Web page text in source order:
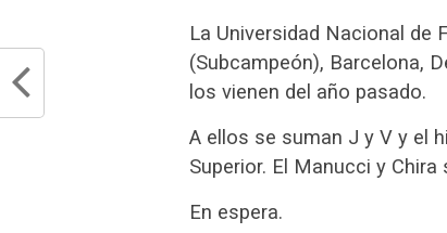
La Universidad Nacional de
(Subcampeón), Barcelona,
los vienen del año pasado.
A ellos se suman J y V y el
Superior. El Manucci y
En espera.